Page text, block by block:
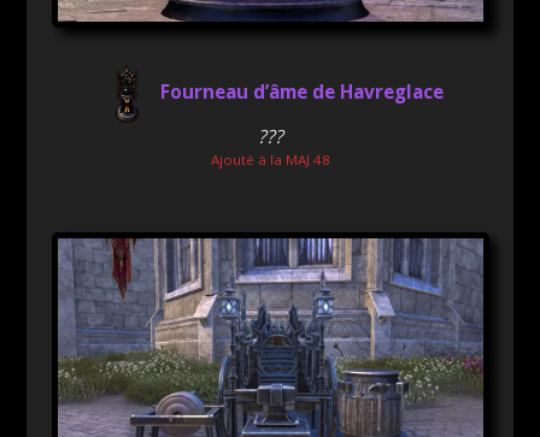
Fourneau d’âme de Havreglace
???
Ajouté à la MAJ 48